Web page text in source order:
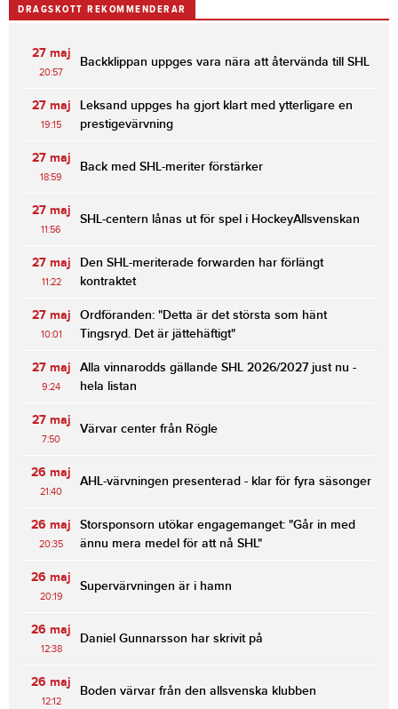
DRAGSKOTT REKOMMENDERAR
27 maj
20:57
Backklippan uppges vara nära att återvända till SHL
27 maj
19:15
Leksand uppges ha gjort klart med ytterligare en
prestigevärvning
27 maj
18:59
Back med SHL-meriter förstärker
27 maj
11:56
SHL-centern lånas ut för spel i HockeyAllsvenskan
27 maj
11:22
Den SHL-meriterade forwarden har förlängt
kontraktet
27 maj
10:01
Ordföranden: "Detta är det största som hänt
Tingsryd. Det är jättehäftigt"
27 maj
9:24
Alla vinnarodds gällande SHL 2026/2027 just nu -
hela listan
27 maj
7:50
Värvar center från Rögle
26 maj
21:40
AHL-värvningen presenterad - klar för fyra säsonger
26 maj
20:35
Storsponsorn utökar engagemanget: "Går in med
ännu mera medel för att nå SHL"
26 maj
20:19
Supervärvningen är i hamn
26 maj
12:38
Daniel Gunnarsson har skrivit på
26 maj
12:12
Boden värvar från den allsvenska klubben